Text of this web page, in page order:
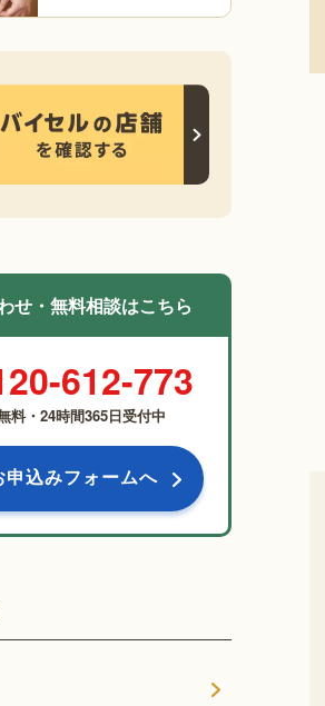
せ・無料相談はこちら
612-773
料・24時間365日受付中
申込みフォームへ